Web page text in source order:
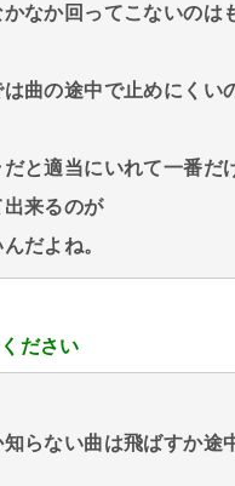
かなか回ってこないのは
は曲の途中で止めにくい
だと適当にいれて一番だ
出来るのが
だよね。
ださい
らない曲は飛ばすか途